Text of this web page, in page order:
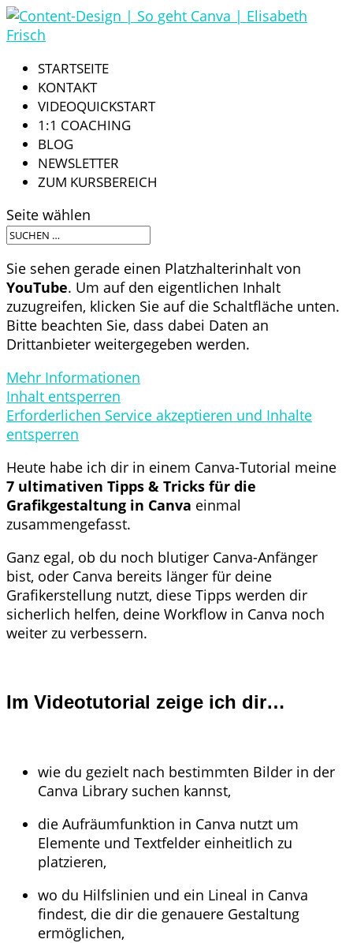
STARTSEITE
KONTAKT
VIDEOQUICKSTART
1:1 COACHING
BLOG
NEWSLETTER
ZUM KURSBEREICH
Seite wählen
Sie sehen gerade einen Platzhalterinhalt von
YouTube. Um auf den eigentlichen Inhalt
zuzugreifen, klicken Sie auf die Schaltfläche unten.
Bitte beachten Sie, dass dabei Daten an
Drittanbieter weitergegeben werden.
Mehr Informationen
Inhalt entsperren
Erforderlichen Service akzeptieren und Inhalte
entsperren
Heute habe ich dir in einem Canva-Tutorial meine
7 ultimativen Tipps & Tricks für die
Grafikgestaltung in Canva einmal
zusammengefasst.
Ganz egal, ob du noch blutiger Canva-Anfänger
bist, oder Canva bereits länger für deine
Grafikerstellung nutzt, diese Tipps werden dir
sicherlich helfen, deine Workflow in Canva noch
weiter zu verbessern.
Im Videotutorial zeige ich dir…
wie du gezielt nach bestimmten Bilder in der
Canva Library suchen kannst,
die Aufräumfunktion in Canva nutzt um
Elemente und Textfelder einheitlich zu
platzieren,
wo du Hilfslinien und ein Lineal in Canva
findest, die dir die genauere Gestaltung
ermöglichen,